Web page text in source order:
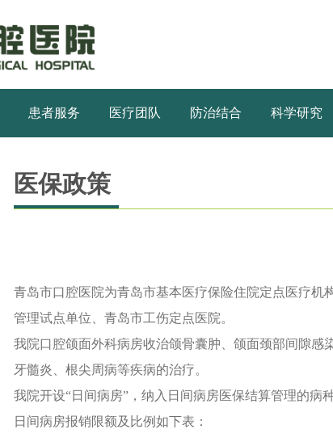
患者服务 医疗团队 防治结合 科学研究
医保政策
青岛市口腔医院为青岛市基本医疗保险住院定点医疗机
管理试点单位、青岛市工伤定点医院。
我院口腔颌面外科病房收治颌骨囊肿、颌面颈部间隙感
牙髓炎、根尖周病等疾病的治疗。
我院开设“日间病房”，纳入日间病房医保结算管理的病
日间病房报销限额及比例如下表：